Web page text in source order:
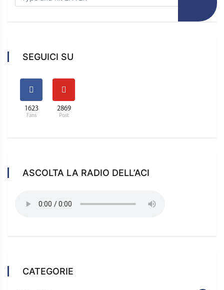
SEGUICI SU
1623
Fans
2869
Post
ASCOLTA LA RADIO DELL’ACI
CATEGORIE